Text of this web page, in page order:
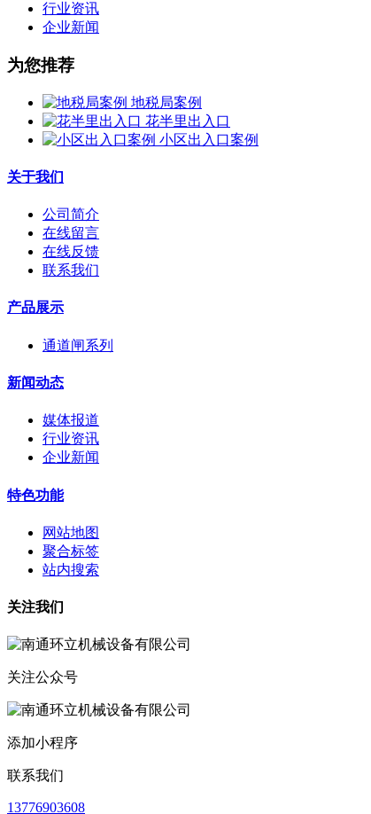
行业资讯
企业新闻
为您推荐
地税局案例
花半里出入口
小区出入口案例
关于我们
公司简介
在线留言
在线反馈
联系我们
产品展示
通道闸系列
新闻动态
媒体报道
行业资讯
企业新闻
特色功能
网站地图
聚合标签
站内搜索
关注我们
关注公众号
添加小程序
联系我们
13776903608